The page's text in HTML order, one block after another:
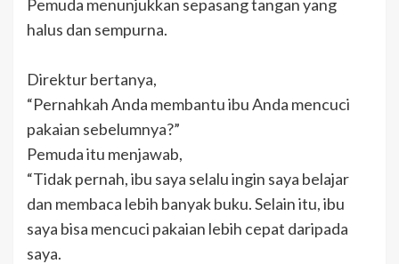
Pemuda menunjukkan sepasang tangan yang
halus dan sempurna.
Direktur bertanya,
“Pernahkah Anda membantu ibu Anda mencuci
pakaian sebelumnya?”
Pemuda itu menjawab,
“Tidak pernah, ibu saya selalu ingin saya belajar
dan membaca lebih banyak buku. Selain itu, ibu
saya bisa mencuci pakaian lebih cepat daripada
saya.